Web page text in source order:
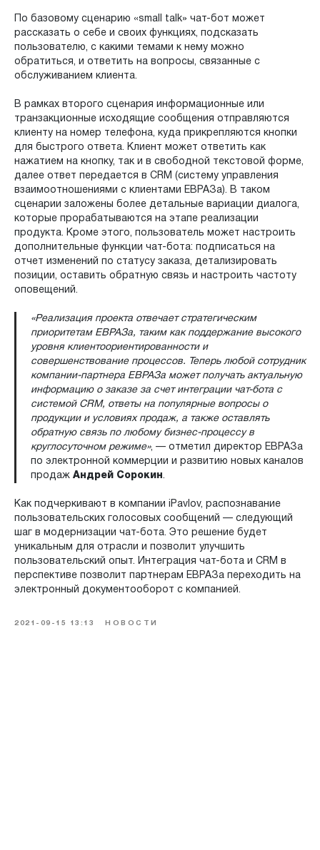
По базовому сценарию «small talk» чат-бот может
рассказать о себе и своих функциях, подсказать
пользователю, с какими темами к нему можно
обратиться, и ответить на вопросы, связанные с
обслуживанием клиента.
В рамках второго сценария информационные или
транзакционные исходящие сообщения отправляются
клиенту на номер телефона, куда прикрепляются кнопки
для быстрого ответа. Клиент может ответить как
нажатием на кнопку, так и в свободной текстовой форме,
далее ответ передается в CRM (систему управления
взаимоотношениями с клиентами ЕВРАЗа). В таком
сценарии заложены более детальные вариации диалога,
которые прорабатываются на этапе реализации
продукта. Кроме этого, пользователь может настроить
дополнительные функции чат-бота: подписаться на
отчет изменений по статусу заказа, детализировать
позиции, оставить обратную связь и настроить частоту
оповещений.
«Реализация проекта отвечает стратегическим
приоритетам ЕВРАЗа, таким как поддержание высокого
уровня клиентоориентированности и
совершенствование процессов. Теперь любой сотрудник
компании-партнера ЕВРАЗа может получать актуальную
информацию о заказе за счет интеграции чат-бота с
системой CRM, ответы на популярные вопросы о
продукции и условиях продаж, а также оставлять
обратную связь по любому бизнес-процессу в
круглосуточном режиме», — отметил директор ЕВРАЗа
по электронной коммерции и развитию новых каналов
продаж Андрей Сорокин.
Как подчеркивают в компании iPavlov, распознавание
пользовательских голосовых сообщений — следующий
шаг в модернизации чат-бота. Это решение будет
уникальным для отрасли и позволит улучшить
пользовательский опыт. Интеграция чат-бота и CRM в
перспективе позволит партнерам ЕВРАЗа переходить на
электронный документооборот с компанией.
2021-09-15 13:13 НОВОСТИ